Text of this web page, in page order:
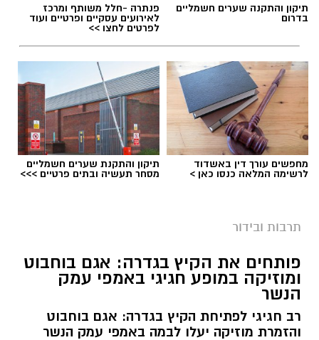
צילום מחוברת אירועי הקיץ בגדרה
המועצה המקומית פרסמה את לוח אירועי השבוע,
לילדים, בני נוער, מבוגרים ומשפחות.
לפארק המים ימית 2000 עבור תלמידי כיתות ז'
תיקון והתקנה שערים חשמליים
בדרום
פנתרה -חלל משותף ומרכז
לאירועים עסקיים ופרטיים ועוד
לפרטים לחצו >>
מחפשים עורך דין באשדוד
לרשימה המלאה כנסו כאן >
תיקון והתקנת שערים חשמליים
מסחר תעשיה ובתים פרטיים >>>
תרבות ובידור
פותחים את הקיץ בגדרה: אגם בוחבוט
ומוזיקה במופע חגיגי באמפי עמק
הנשר
רב חגיגי לפתיחת הקיץ בגדרה: אגם בוחבוט
והזמרת מוזיקה יעלו לבמה באמפי עמק הנשר